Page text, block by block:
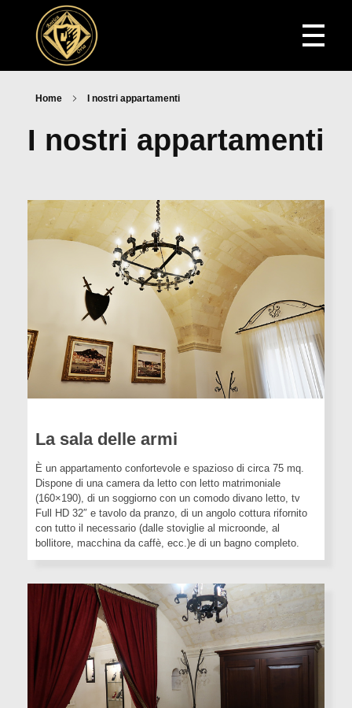
I NOSTRI APPARTAMENTI
GALLERY
Home I nostri appartamenti
I nostri appartamenti
La sala delle armi
È un appartamento confortevole e spazioso di circa 75 mq.
Dispone di una camera da letto con letto matrimoniale
(160×190), di un soggiorno con un comodo divano letto, tv
Full HD 32″ e tavolo da pranzo, di un angolo cottura rifornito
con tutto il necessario (dalle stoviglie al microonde, al
bollitore, macchina da caffè, ecc.)e di un bagno completo.